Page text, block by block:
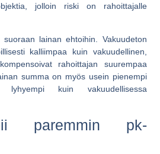
jolloin riski on rahoittajalle
lainan ehtoihin. Vakuudeton
kalliimpaa kuin vakuudellinen,
rahoittajan suurempaa
summa on myös usein pienempi
lyhyempi kuin vakuudellisessa
paremmin pk-